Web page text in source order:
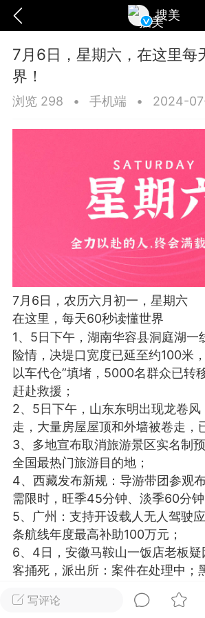
搜美
爆汗熊 卡卡动能素 无创
美业357 芯诗妍
每次200金币
师
脂
卡卡动能素
皇斯普拉
建术
DRYY面膜 微晶溶斑
爆款平台 Lv.8 靓号
加盟商
26 23:18
电脑端 美业资讯
闪充小白罐
本/双效闪充，养出紧致小白脸！一
充小白罐 = 闪充大白肌（仪器）×
产品）×极光嫩肤啫喱（产品）这是
护...写评论
7月6日，星期六，在这里每
界！
浏览 298 • 手机端 • 2024-
7月6日，农历六月初一，星期六
在这里，每天60秒读懂世界
1、5日下午，湖南华容县洞庭湖一
险情，决堤口宽度已延至约100米
以车代仓”填堵，5000名群众已转
赶赴救援；
2、5日下午，山东东明出现龙卷风
走，大量房屋屋顶和外墙被卷走，
3、多地宣布取消旅游景区实名制
全国最热门旅游目的地；
4、西藏发布新规：导游带团参观
需限时，旺季45分钟、淡季60分钟
5、广州：支持开设载人无人驾驶
条航线年度最高补助100万元；
6、4日，安徽马鞍山一饭店老板
客捅死，派出所：案件在处理中；
7、昆明市延安医院一患者跳楼砸